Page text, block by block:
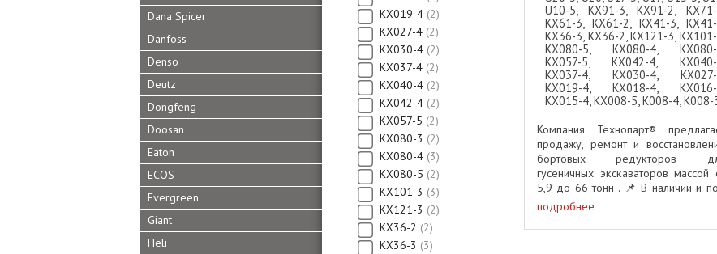
Dana Spicer
Danfoss
Denso
Deutz
Dongfeng
Doosan
Eaton
ECOS
Evergreen
Giant
Heli
KX019-4 2
KX027-4 2
KX030-4 2
KX037-4 2
KX040-4 2
KX042-4 2
KX057-5 2
KX080-3
2
KX080-4 3
KX080-5 2
KX101-3
3
KX121-3
2
KX36-2
2
KX36-3
3
U10-5, KX91-3, KX91-2,
KX61-3, KX61-2, KX41-3,
KX36-3, KX36-2, KX121-3,
KX080-5, KX080-4, KX080-
KX057-5, KX042-4, KX040-
KX037-4, KX030-4, KX027-
KX019-4, KX018-4, KX016-
KX015-4, KX008-5, K008-4, K008-
Компания Технопарт®
продажу, ремонт и
бортовых редукторов
гусеничных экскаваторов массой
5,9 до 66 тонн . 📌 В наличии и
заказ – тысячи позиций
и комплектующих! 📌
заявки на ремонт и ...
подробнее